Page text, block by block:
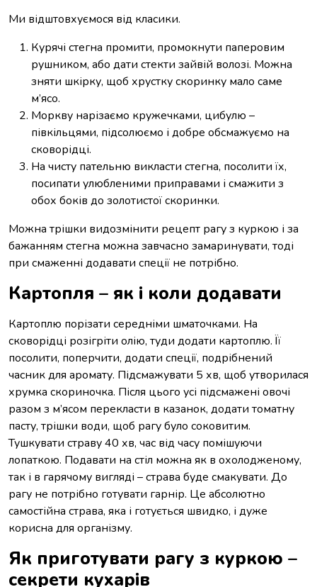
Ми відштовхуємося від класики.
Курячі стегна промити, промокнути паперовим
рушником, або дати стекти зайвій волозі. Можна
зняти шкірку, щоб хрустку скоринку мало саме
м’ясо.
Моркву нарізаємо кружечками, цибулю –
півкільцями, підсолюємо і добре обсмажуємо на
сковорідці.
На чисту пательню викласти стегна, посолити їх,
посипати улюбленими приправами і смажити з
обох боків до золотистої скоринки.
Можна трішки видозмінити рецепт рагу з куркою і за
бажанням стегна можна завчасно замаринувати, тоді
при смаженні додавати спеції не потрібно.
Картопля – як і коли додавати
Картоплю порізати середніми шматочками. На
сковорідці розігріти олію, туди додати картоплю. Її
посолити, поперчити, додати спеції, подрібнений
часник для аромату. Підсмажувати 5 хв, щоб утворилася
хрумка скориночка. Після цього усі підсмажені овочі
разом з м’ясом перекласти в казанок, додати томатну
пасту, трішки води, щоб рагу було соковитим.
Тушкувати страву 40 хв, час від часу помішуючи
лопаткою. Подавати на стіл можна як в охолодженому,
так і в гарячому вигляді – страва буде смакувати. До
рагу не потрібно готувати гарнір. Це абсолютно
самостійна страва, яка і готується швидко, і дуже
корисна для організму.
Як приготувати рагу з куркою –
секрети кухарів